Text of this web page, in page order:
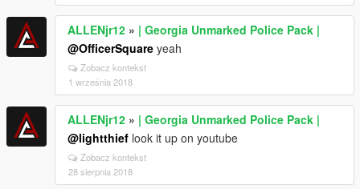
ALLENjr12 » | Georgia Unmarked Police Pack |
@OfficerSquare yeah
Zobacz kontekst
1 września 2018
ALLENjr12 » | Georgia Unmarked Police Pack |
@lightthief look it up on youtube
Zobacz kontekst
28 sierpnia 2018